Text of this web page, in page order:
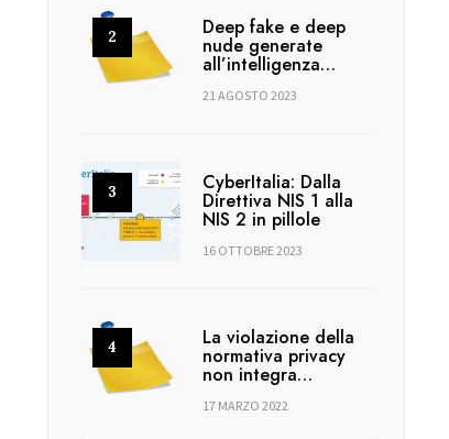
Deep fake e deep
nude generate
all’intelligenza…
21 AGOSTO 2023
CyberItalia: Dalla
Direttiva NIS 1 alla
NIS 2 in pillole
16 OTTOBRE 2023
La violazione della
normativa privacy
non integra…
17 MARZO 2022